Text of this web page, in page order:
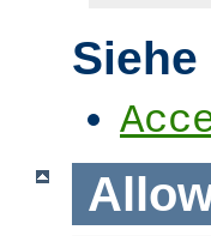
Siehe